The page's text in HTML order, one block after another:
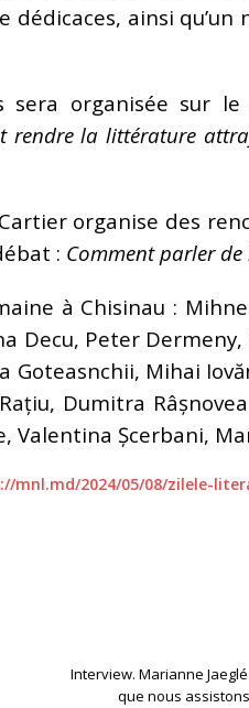
ainsi qu’un
sera organisée sur le
la littérature
organise des
: Comment parler de
à Chisinau :
Decu, Peter
Mihai
Dumitra
Valentina Șcerbani,
mnl.md/2024/05/08/zilele-
Interview. Marianne
que nous